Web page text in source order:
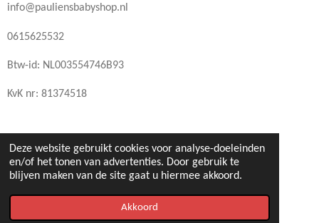
Deze website gebruikt cookies voor analyse-doeleinden
en/of het tonen van advertenties. Door gebruik te
blijven maken van de site gaat u hiermee akkoord.
Akkoord
info@pauliensbabyshop.nl
0615625532
Btw-id: NL003554746B93
KvK nr: 81374518
© 2022 - 2026 pauliensbabyshop.nl